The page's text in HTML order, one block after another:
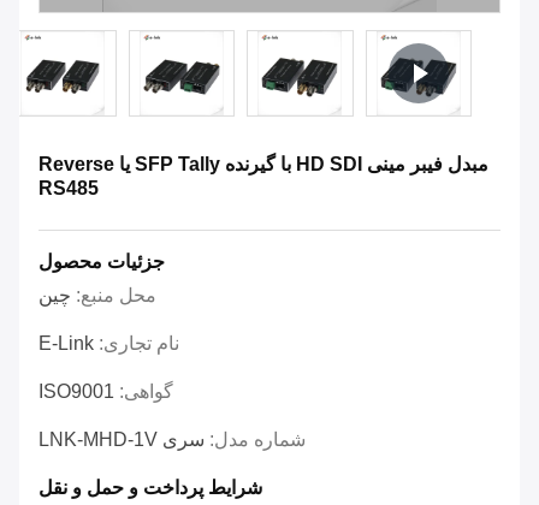
مبدل فیبر مینی HD SDI با گیرنده SFP Tally یا Reverse
RS485
جزئیات محصول
محل منبع: چین
نام تجاری: E-Link
گواهی: ISO9001
شماره مدل: سری LNK-MHD-1V
شرایط پرداخت و حمل و نقل